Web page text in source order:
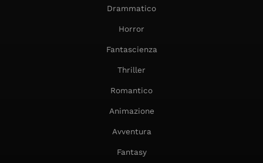
Drammatico
Horror
Fantascienza
Thriller
Romantico
Animazione
Avventura
Fantasy